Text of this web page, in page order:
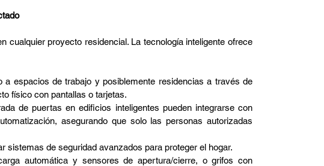
cualquier proyecto residencial. La tecnología inteligente ofrece
a espacios de trabajo y posiblemente residencias a través de
físico con pantallas o tarjetas.
de puertas en edificios inteligentes pueden integrarse con
asegurando que solo las personas autorizadas
sistemas de seguridad avanzados para proteger el hogar.
automática y sensores de apertura/cierre, o grifos con